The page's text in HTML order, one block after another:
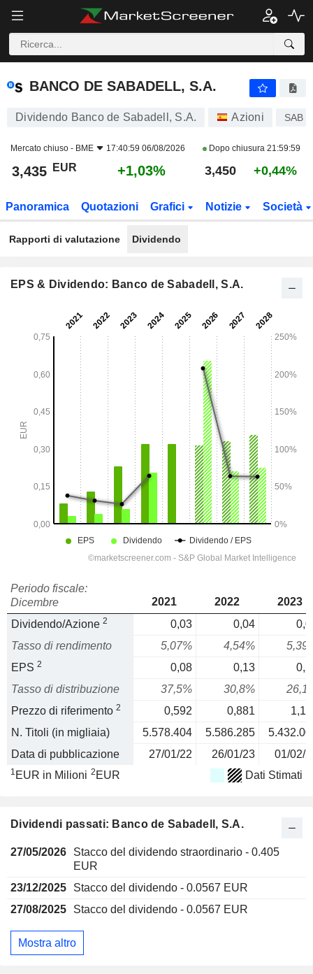
BANCO DE SABADELL, S.A.
BANCO DE SABADELL, S.A.
Dividendo Banco de Sabadell, S.A. Azioni SAB
Mercato chiuso - BME 17:40:59 06/08/2026 Dopo chiusura 21:59:59
3,435 EUR +1,03% 3,450 +0,44%
Panoramica Quotazioni Grafici Notizie Società
Rapporti di valutazione Dividendo
EPS & Dividendo: Banco de Sabadell, S.A.
Periodo fiscale:
Dicembre
2021 2022
2023
Dividendo/Azione 2 0,03 0,04
Tasso di rendimento
5,07% 4,54%
EPS 2 0,08 0,13
Tasso di distribuzione
37,5% 30,8%
Prezzo di riferimento 2 0,592 0,881
N. Titoli (in migliaia)
5.578.404 5.586.285
Data di pubblicazione
27/01/22 26/01/23 01/02/
1 EUR in Milioni 2 EUR Dati Stimati
Dividendi passati: Banco de Sabadell, S.A.
27/05/2026
Stacco del dividendo straordinario - 0.405
EUR
23/12/2025
Stacco del dividendo - 0.0567 EUR
27/08/2025
Stacco del dividendo - 0.0567 EUR
Mostra altro